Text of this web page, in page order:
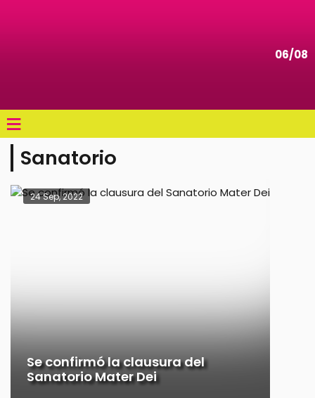
06/08
≡
Sanatorio
24 Sep, 2022
Se confirmó la clausura del
Sanatorio Mater Dei